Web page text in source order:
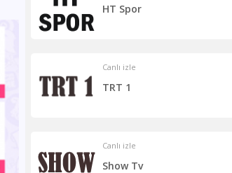
HT Spor
Canlı izle
TRT 1
Canlı izle
Show Tv